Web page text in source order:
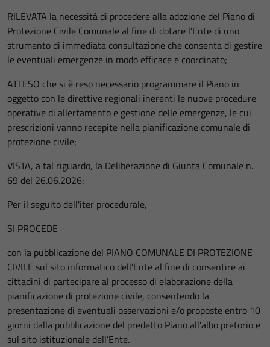
RILEVATA la necessità di procedere alla adozione del Piano di
Protezione Civile Comunale al fine di dotare l’Ente di uno
strumento di immediata consultazione che consenta di gestire
le eventuali emergenze in modo efficace e coordinato;
ATTESO che si è reso necessario programmare il Piano in
oggetto con le direttive regionali inerenti le nuove procedure
operative di allertamento e gestione delle emergenze, le cui
prescrizioni vanno recepite nella pianificazione comunale di
protezione civile;
VISTA, a tal riguardo, la Deliberazione di Giunta Comunale n.
69 del 26.06.2026;
Per il seguito dell'iter procedurale,
SI PROCEDE
con la pubblicazione del PIANO COMUNALE DI PROTEZIONE
CIVILE sul sito informatico dell’Ente al fine di consentire ai
cittadini di partecipare al processo di elaborazione della
pianificazione di protezione civile, consentendo la
presentazione di eventuali osservazioni e/o proposte entro 10
giorni dalla pubblicazione del predetto Piano all’albo pretorio e
sul sito istituzionale dell’Ente.